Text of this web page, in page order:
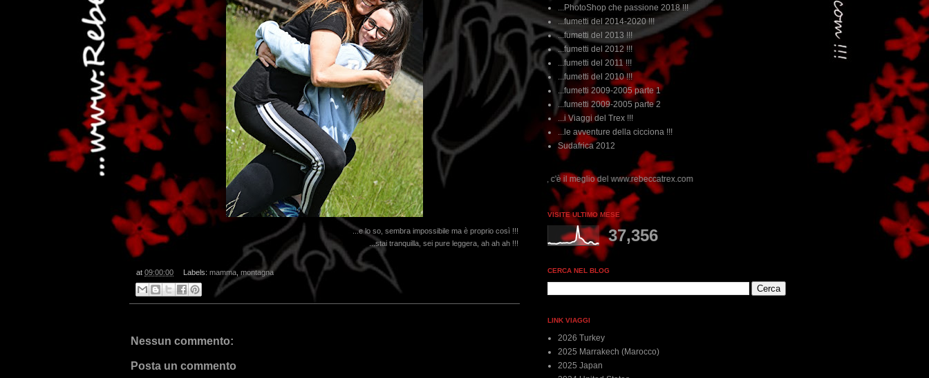
...e lo so, sembra impossibile ma è proprio così !!!
...stai tranquilla, sei pure leggera, ah ah ah !!!
at 09:00:00 Labels: mamma, montagna
Nessun commento:
Posta un commento
...PhotoShop che passione 2018 !!!
...fumetti del 2014-2020 !!!
...fumetti del 2013 !!!
...fumetti del 2012 !!!
...fumetti del 2011 !!!
...fumetti del 2010 !!!
...fumetti 2009-2005 parte 1
...fumetti 2009-2005 parte 2
...i Viaggi del Trex !!!
...le avventure della cicciona !!!
Sudafrica 2012
...dai non perdere tempo, clikka "qui", c'è il meglio del www.rebeccatrex.com
VISITE ULTIMO MESE
37,356
CERCA NEL BLOG
LINK VIAGGI
2026 Turkey
2025 Marrakech (Marocco)
2025 Japan